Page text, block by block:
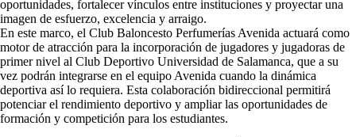
oportunidades, fortalecer vínculos entre instituciones y proyectar una
imagen de esfuerzo, excelencia y arraigo.
En este marco, el Club Baloncesto Perfumerías Avenida actuará como
motor de atracción para la incorporación de jugadores y jugadoras de
primer nivel al Club Deportivo Universidad de Salamanca, que a su
vez podrán integrarse en el equipo Avenida cuando la dinámica
deportiva así lo requiera. Esta colaboración bidireccional permitirá
potenciar el rendimiento deportivo y ampliar las oportunidades de
formación y competición para los estudiantes.